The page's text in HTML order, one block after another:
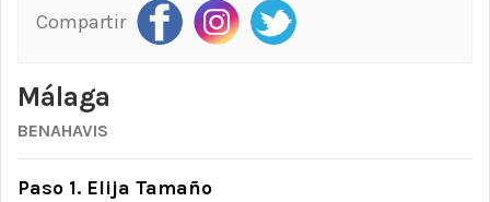
Compartir
Málaga
BENAHAVIS
Paso 1. Elija Tamaño